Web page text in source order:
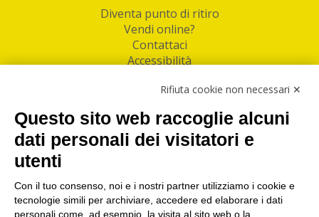
Diventa punto di ritiro
Vendi online?
Contattaci
Accessibilità
Facebook
Linkedin
I nostri punti di ritiro e spedizione pacchi nelle
maggiori città italiane
Torino|Milano|Roma|Bologna|Firenze| Genova
Rifiuta cookie non necessari ✕
Questo sito web raccoglie alcuni
dati personali dei visitatori e
utenti
Con il tuo consenso, noi e i nostri partner utilizziamo i cookie e
tecnologie simili per archiviare, accedere ed elaborare i dati
personali come, ad esempio, la visita al sito web o la